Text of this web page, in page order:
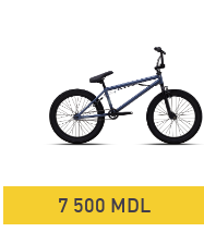
7 500 MDL